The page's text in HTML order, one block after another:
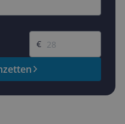
Gewenste prijs
€